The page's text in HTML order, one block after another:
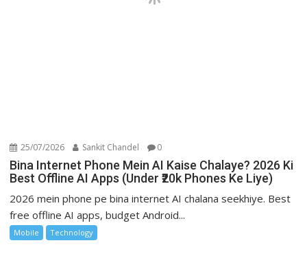
25/07/2026 Sankit Chandel 0
Bina Internet Phone Mein AI Kaise Chalaye? 2026 Ki
Best Offline AI Apps (Under ₹20k Phones Ke Liye)
2026 mein phone pe bina internet AI chalana seekhiye. Best
free offline AI apps, budget Android...
Mobile Technology